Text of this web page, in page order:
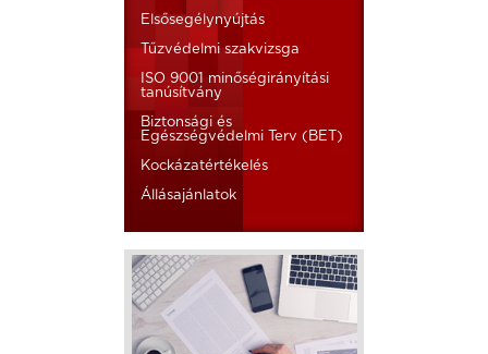
Elsősegélynyújtás
Tűzvédelmi szakvizsga
ISO 9001 minőségirányítási
tanúsítvány
Biztonsági és
Egészségvédelmi Terv (BET)
Kockázatértékelés
Állásajánlatok